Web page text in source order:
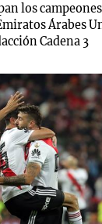
los
Árabes
Cadena 3